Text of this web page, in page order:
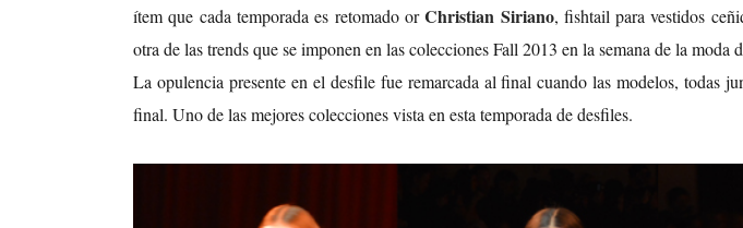
ítem que cada temporada es retomado orChristian Siriano, fishtail para vestidos
otra de las trends que se imponen en las colecciones Fall 2013 en la semana de la moda
La opulencia presente en el desfile fue remarcada al final cuando las modelos, todas
final. Uno de las mejores colecciones vista en esta temporada de desfiles.